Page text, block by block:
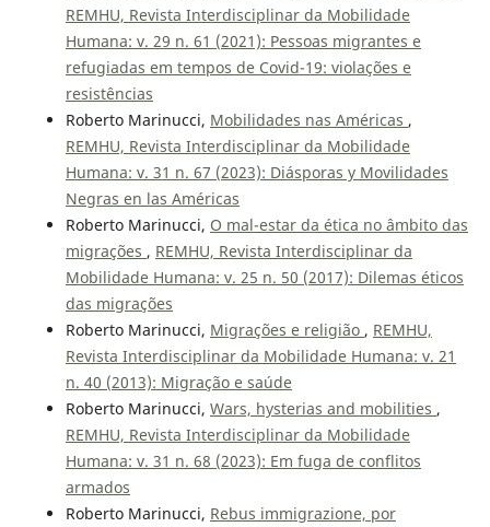
REMHU, Revista Interdisciplinar da Mobilidade
Humana: v. 29 n. 61 (2021): Pessoas migrantes e
refugiadas em tempos de Covid-19: violações e
resistências
Roberto Marinucci, Mobilidades nas Américas ,
REMHU, Revista Interdisciplinar da Mobilidade
Humana: v. 31 n. 67 (2023): Diásporas y Movilidades
Negras en las Américas
Roberto Marinucci, O mal-estar da ética no âmbito das
migrações , REMHU, Revista Interdisciplinar da
Mobilidade Humana: v. 25 n. 50 (2017): Dilemas éticos
das migrações
Roberto Marinucci, Migrações e religião , REMHU,
Revista Interdisciplinar da Mobilidade Humana: v. 21
n. 40 (2013): Migração e saúde
Roberto Marinucci, Wars, hysterias and mobilities ,
REMHU, Revista Interdisciplinar da Mobilidade
Humana: v. 31 n. 68 (2023): Em fuga de conflitos
armados
Roberto Marinucci, Rebus immigrazione, por